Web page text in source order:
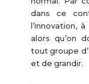
dans ce
l’innovation,
alors qu’on
tout groupe
et de grandir.